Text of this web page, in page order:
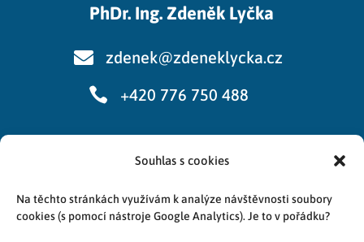
Souhlas s cookies
Na těchto stránkách využívám k analýze návštěvnosti soubory
cookies (s pomocí nástroje Google Analytics). Je to v pořádku?
PhDr. Ing. Zdeněk Lyčka
 zdenek@zdeneklycka.cz
 +420 776 750 488
Cookies
Zpracování osobních údajů